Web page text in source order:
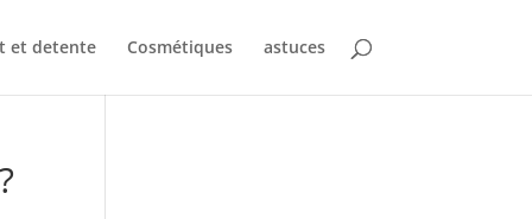
et detente Cosmétiques astuces